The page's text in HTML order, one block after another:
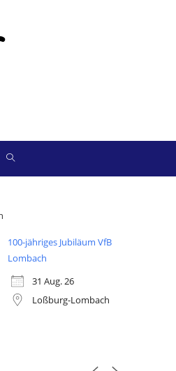
WEBSITE-
100-jähriges Jubiläum VfB
Lombach
31 Aug. 26
Loßburg-Lombach